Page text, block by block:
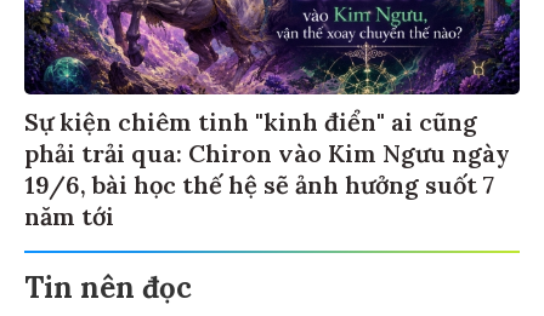
Sự kiện chiêm tinh "kinh điển" ai cũng
phải trải qua: Chiron vào Kim Ngưu ngày
19/6, bài học thế hệ sẽ ảnh hưởng suốt 7
năm tới
Tin nên đọc